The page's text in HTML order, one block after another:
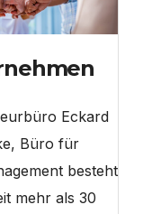
Eckard
Büro für
besteht
mehr als 30